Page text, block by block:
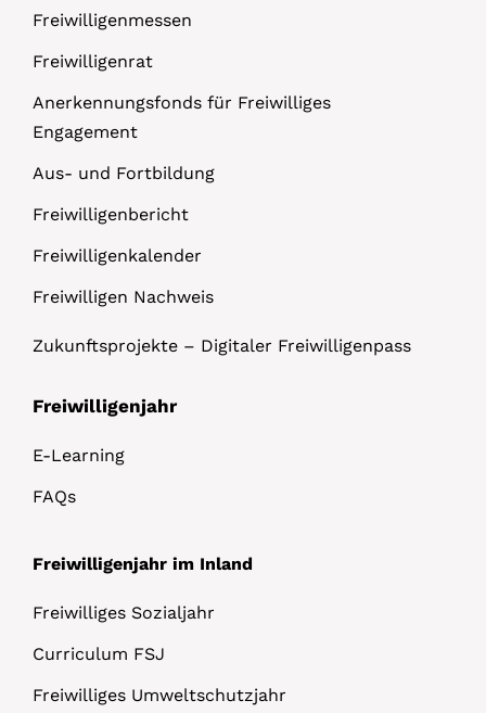
Freiwilligenmessen
Freiwilligenrat
Anerkennungsfonds für Freiwilliges
Engagement
Aus- und Fortbildung
Freiwilligenbericht
Freiwilligenkalender
Freiwilligen Nachweis
Zukunftsprojekte – Digitaler Freiwilligenpass
Freiwilligenjahr
E-Learning
FAQs
Freiwilligenjahr im Inland
Freiwilliges Sozialjahr
Curriculum FSJ
Freiwilliges Umweltschutzjahr